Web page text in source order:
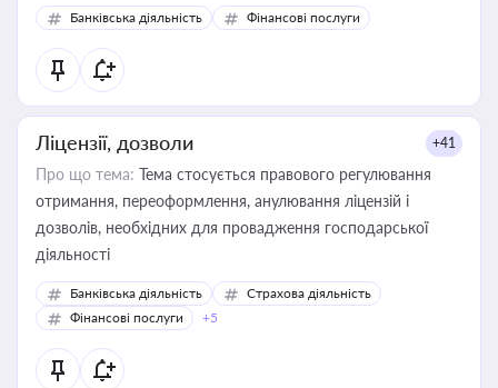
Банківська діяльність Фінансові послуги
Ліцензії, дозволи +41
Про що тема: Тема стосується правового регулювання
отримання, переоформлення, анулювання ліцензій і
дозволів, необхідних для провадження господарської
діяльності
Банківська діяльність
Страхова діяльність
Фінансові послуги
+5